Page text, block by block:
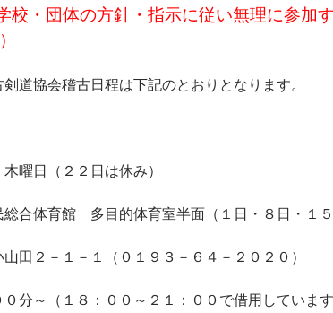
校・団体の方針・指示に従い無理に参加
道協会稽古日程は下記のとおりとなります。
日（２２日は休み）
体育館 多目的体育室半面（１日・８日・１５
１－１（０１９３－６４－２０２０）
～（１８：００～２１：００で借用しています